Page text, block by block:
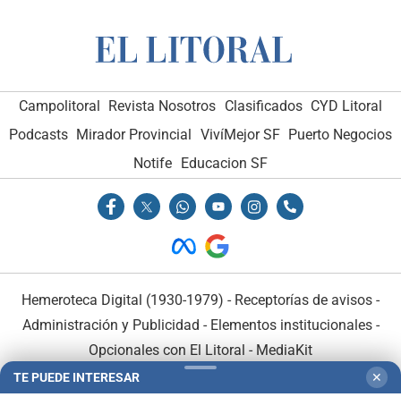
Campolitoral Revista Nosotros Clasificados CYD Litoral
Podcasts Mirador Provincial VivíMejor SF Puerto Negocios
Notife Educacion SF
Hemeroteca Digital (1930-1979) - Receptorías de avisos -
Administración y Publicidad - Elementos institucionales-
Opcionales con El Litoral - MediaKit
TE PUEDE INTERESAR ✕